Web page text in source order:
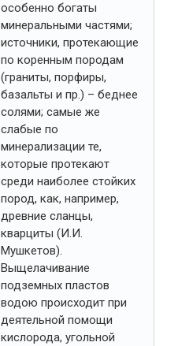
особенно богаты
минеральными частями;
источники, протекающие
по коренным породам
(граниты, порфиры,
базальты и пр.) – беднее
солями; самые же
слабые по
минерализации те,
которые протекают
среди наиболее стойких
пород, как, например,
древние сланцы,
кварциты (И.И.
Мушкетов).
Выщелачивание
подземных пластов
водою происходит при
деятельной помощи
кислорода, угольной